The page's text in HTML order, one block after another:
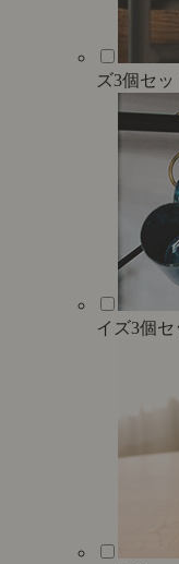
ズ3個セッ
イズ3個セ